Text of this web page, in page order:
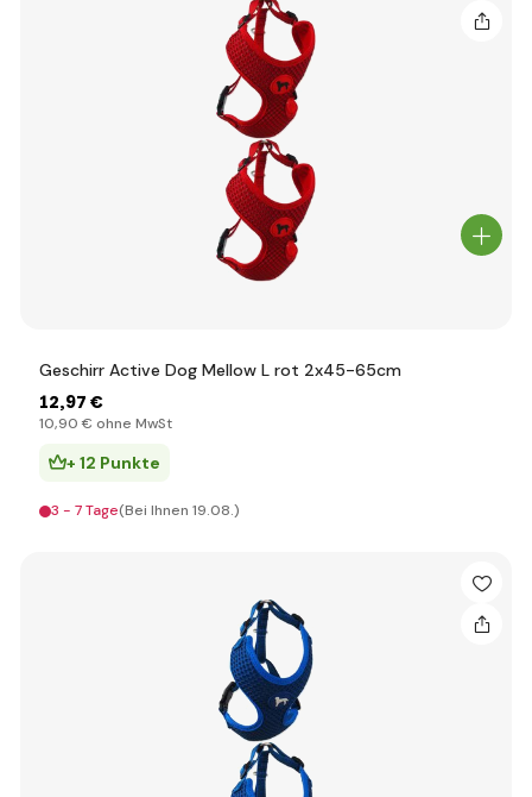
Geschirr Active Dog Mellow L rot 2x45-65cm
12,97 €
10,90 € ohne MwSt
+ 12 Punkte
3 - 7 Tage(Bei Ihnen 19.08.)